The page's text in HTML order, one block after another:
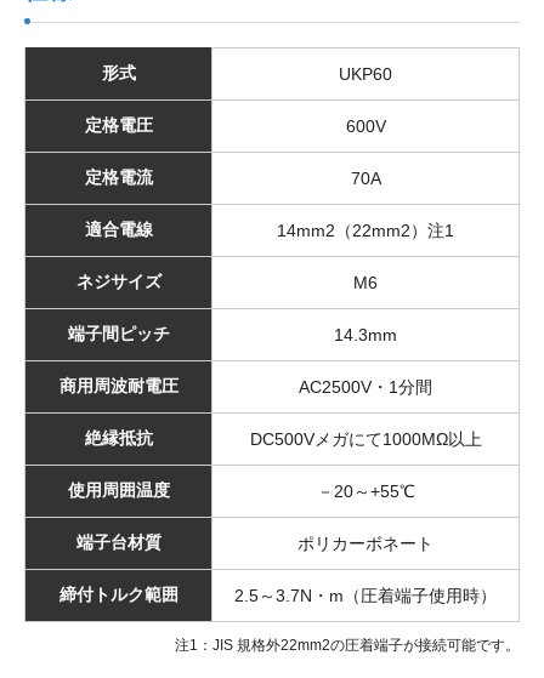
形式 UKP60
定格電圧 600V
定格電流 70A
適合電線 14mm2（22mm2）注1
ネジサイズ M6
端子間ピッチ 14.3mm
商用周波耐電圧 AC2500V・1分間
絶縁抵抗 DC500Vメガにて1000MΩ以上
使用周囲温度 －20～+55℃
端子台材質 ポリカーボネート
締付トルク範囲 2.5～3.7N・m（圧着端子使用時）
注1：JIS 規格外22mm2の圧着端子が接続可能です。